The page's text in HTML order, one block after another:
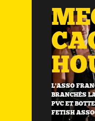
L'ASSO
BRANCHÉS
PVC ET
FETISH